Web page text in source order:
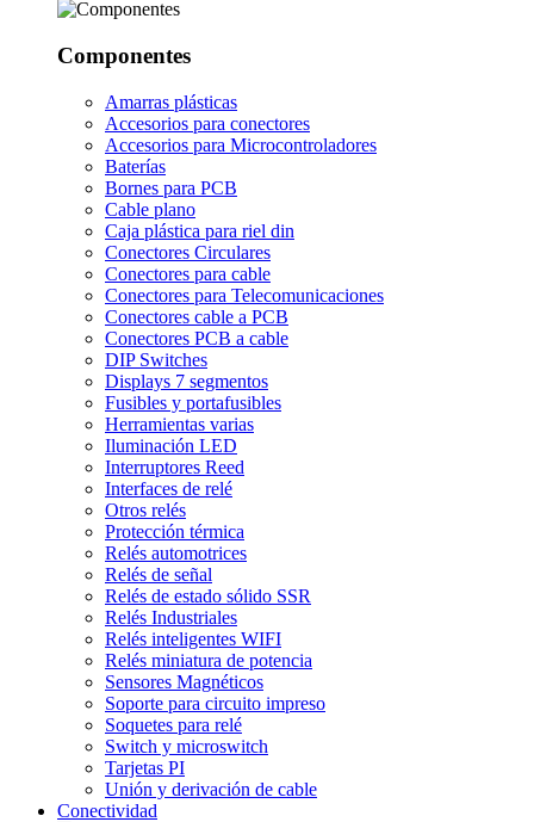
Componentes
Amarras plásticas
Accesorios para conectores
Accesorios para Microcontroladores
Baterías
Bornes para PCB
Cable plano
Caja plástica para riel din
Conectores Circulares
Conectores para cable
Conectores para Telecomunicaciones
Conectores cable a PCB
Conectores PCB a cable
DIP Switches
Displays 7 segmentos
Fusibles y portafusibles
Herramientas varias
Iluminación LED
Interruptores Reed
Interfaces de relé
Otros relés
Protección térmica
Relés automotrices
Relés de señal
Relés de estado sólido SSR
Relés Industriales
Relés inteligentes WIFI
Relés miniatura de potencia
Sensores Magnéticos
Soporte para circuito impreso
Soquetes para relé
Switch y microswitch
Tarjetas PI
Unión y derivación de cable
Conectividad